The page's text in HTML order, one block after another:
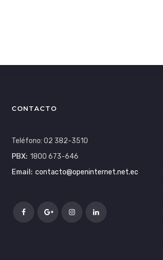
CONTACTO
Teléfono: 02 382-3510
PBX: 1800 673-646
Email: contacto@openinternet.net.ec